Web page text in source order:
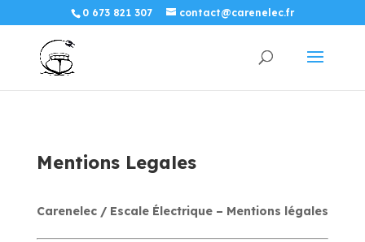
0 673 821 307 contact@carenelec.fr
Mentions Legales
Carenelec / Escale Électrique – Mentions légales